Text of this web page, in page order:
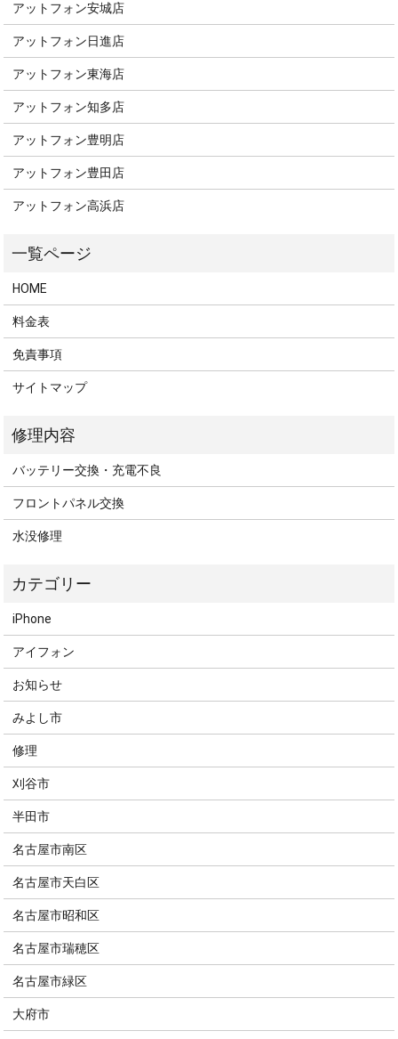
アットフォン安城店
アットフォン日進店
アットフォン東海店
アットフォン知多店
アットフォン豊明店
アットフォン豊田店
アットフォン高浜店
HOME
料金表
免責事項
サイトマップ
バッテリー交換・充電不良
フロントパネル交換
水没修理
iPhone
アイフォン
お知らせ
みよし市
修理
刈谷市
半田市
名古屋市南区
名古屋市天白区
名古屋市昭和区
名古屋市瑞穂区
名古屋市緑区
大府市